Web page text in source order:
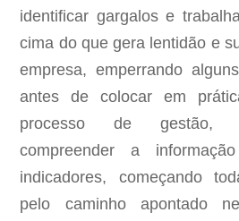
identificar gargalos e
cima do que gera lentidão e
empresa, emperrando
antes de colocar em
processo de gestão,
compreender a
indicadores, começando
pelo caminho apontado